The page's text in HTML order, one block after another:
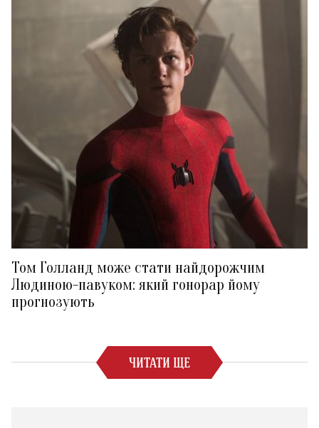
Том Голланд може стати найдорожчим
Людиною-павуком: який гонорар йому
прогнозують
ЧИТАТИ ЩЕ